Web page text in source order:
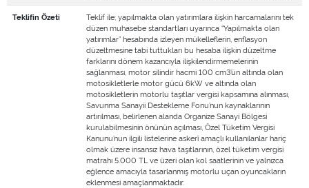
Teklifin Özeti
Teklif ile; yapılmakta olan yatırımlara ilişkin harcamalarını tek
düzen muhasebe standartları uyarınca “Yapılmakta olan
yatırımlar” hesabında izleyen mükelleflerin, enflasyon
düzeltmesine tabi tuttukları bu hesaba ilişkin düzeltme
farklarını dönem kazancıyla ilişkilendirmemelerinin
sağlanması, motor silindir hacmi 100 cm3’ün altında olan
motosikletlerle motor gücü 6kW ve altında olan
motosikletlerin motorlu taşıtlar vergisi kapsamına alınması,
Savunma Sanayii Destekleme Fonu’nun kaynaklarının
artırılması, belirlenen alanda Organize Sanayi Bölgesi
kurulabilmesinin önünün açılması, Özel Tüketim Vergisi
Kanunu’nun ilgili listelerine askerî amaçlı kullanılanlar hariç
olmak üzere insansız hava taşıtlarının, özel tüketim vergisi
matrahı 5.000 TL ve üzeri olan kol saatlerinin ve yalnızca
eğlence amacıyla tasarlanmış motorlu uçan oyuncakların
eklenmesi amaçlanmaktadır.